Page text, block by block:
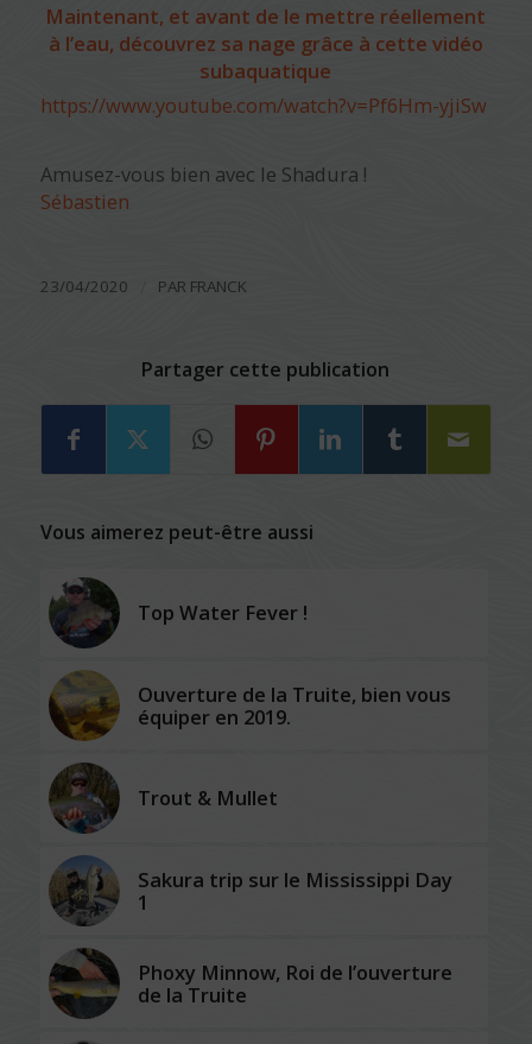
Maintenant, et avant de le mettre réellement
à l’eau, découvrez sa nage grâce à cette vidéo
subaquatique
https://www.youtube.com/watch?v=Pf6Hm-yjiSw
Amusez-vous bien avec le Shadura !
Sébastien
23/04/2020 PAR FRANCK
Partager cette publication
Vous aimerez peut-être aussi
Top Water Fever !
Ouverture de la Truite, bien vous
équiper en 2019.
Trout & Mullet
Sakura trip sur le Mississippi Day
1
Phoxy Minnow, Roi de l’ouverture
de la Truite